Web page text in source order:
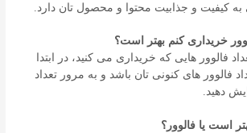
به کیفیت و جذابیت محتوا و محصول تان دارد.
خریداری کنم بهتر است؟
فالوور هایی که خریداری می کنید، در ابتدا
فالوور های کنونی تان باشد و به مرور تعداد
دهید.
است یا فالوور؟